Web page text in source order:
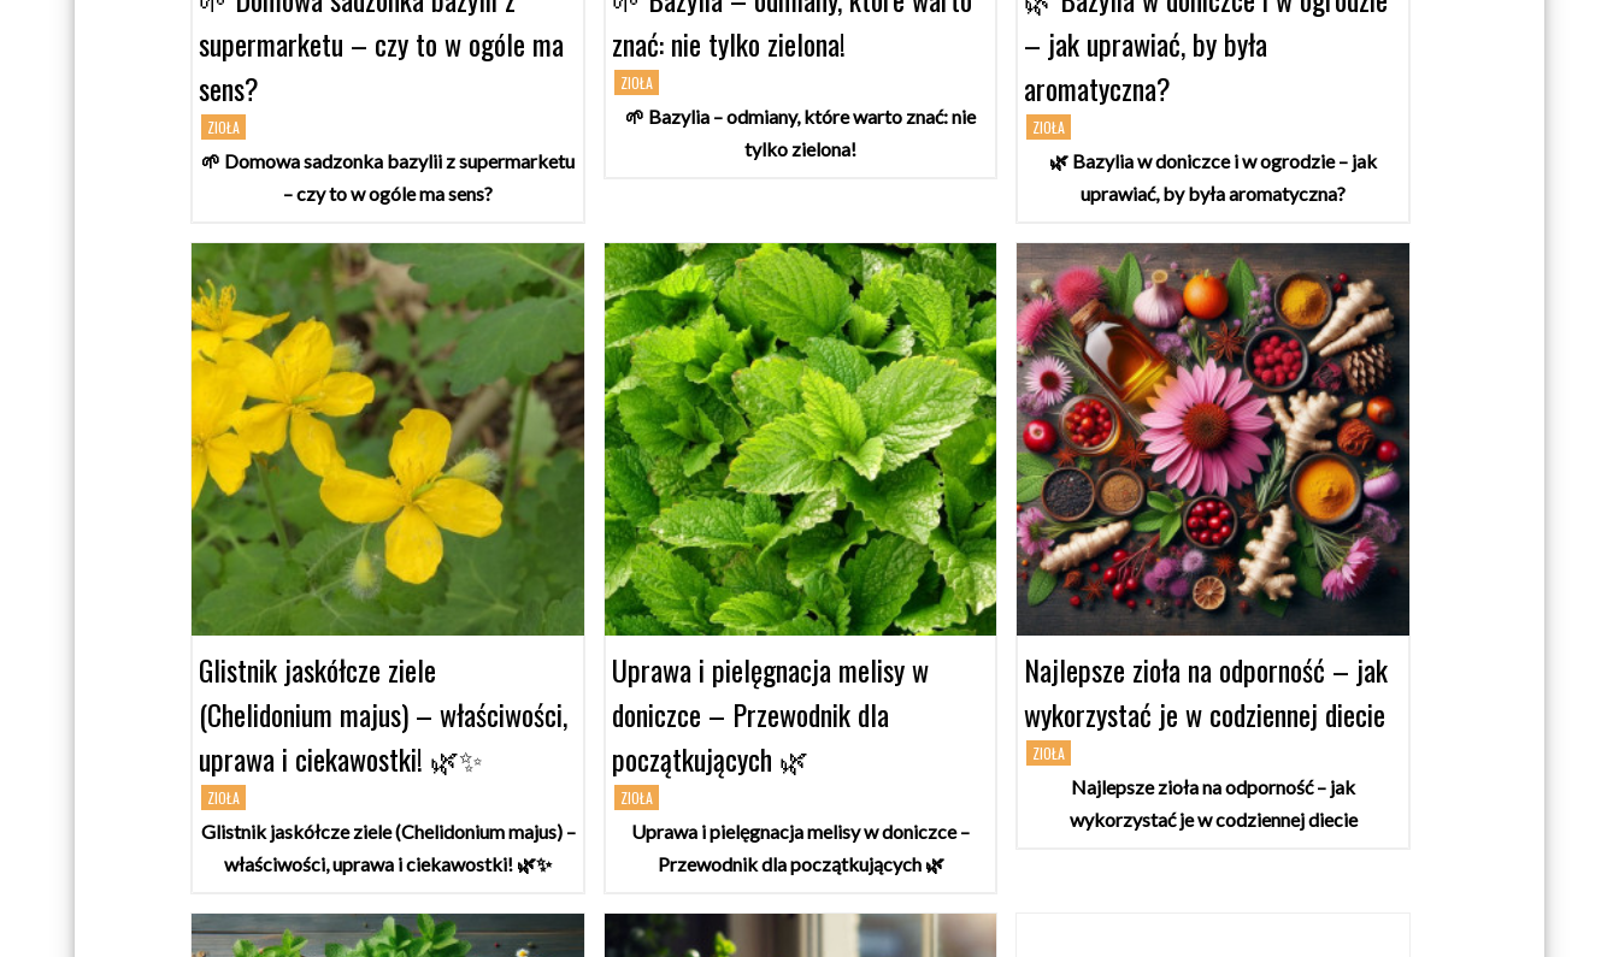
supermarketu – czy to w ogóle ma
sens?
ZIOŁA
🌱 Domowa sadzonka bazylii z supermarketu
– czy to w ogóle ma sens?
znać: nie tylko zielona!
ZIOŁA
🌱 Bazylia – odmiany, które warto znać: nie
tylko zielona!
– jak uprawiać, by była
aromatyczna?
ZIOŁA
🌿 Bazylia w doniczce i w ogrodzie – jak
uprawiać, by była aromatyczna?
Glistnik jaskółcze ziele
(Chelidonium majus) – właściwości,
uprawa i ciekawostki! 🌿✨
ZIOŁA
Glistnik jaskółcze ziele (Chelidonium majus) –
właściwości, uprawa i ciekawostki! 🌿✨
Uprawa i pielęgnacja melisy w
doniczce – Przewodnik dla
początkujących 🌿
ZIOŁA
Uprawa i pielęgnacja melisy w doniczce –
Przewodnik dla początkujących 🌿
Najlepsze zioła na odporność – jak
wykorzystać je w codziennej diecie
ZIOŁA
Najlepsze zioła na odporność – jak
wykorzystać je w codziennej diecie